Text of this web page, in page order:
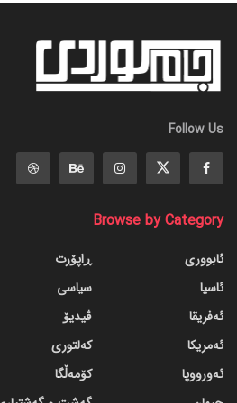
Follow Us
Browse by Category
ئابووری
ئاسیا
ئەفریقا
ئەمریکا
ئەورووپا
ڕاپۆرت
سیاسی
ڤیدیۆ
کەلتوری
کۆمەڵگا